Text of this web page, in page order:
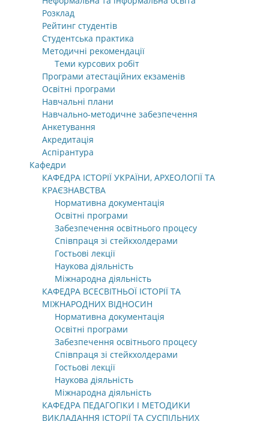
Розклад
Рейтинг студентів
Студентська практика
Методичні рекомендації
Теми курсових робіт
Програми атестаційних екзаменів
Освітні програми
Навчальні плани
Навчально-методичне забезпечення
Анкетування
Акредитація
Аспірантура
Кафедри
КАФЕДРА ІСТОРІЇ УКРАЇНИ, АРХЕОЛОГІЇ ТА
КРАЄЗНАВСТВА
Нормативна документація
Освітні програми
Забезпечення освітнього процесу
Співпраця зі стейкхолдерами
Гостьові лекції
Наукова діяльність
Міжнародна діяльність
КАФЕДРА ВСЕСВІТНЬОЇ ІСТОРІЇ ТА
МІЖНАРОДНИХ ВІДНОСИН
Нормативна документація
Освітні програми
Забезпечення освітнього процесу
Співпраця зі стейкхолдерами
Гостьові лекції
Наукова діяльність
Міжнародна діяльність
КАФЕДРА ПЕДАГОГІКИ І МЕТОДИКИ
ВИКЛАДАННЯ ІСТОРІЇ ТА СУСПІЛЬНИХ